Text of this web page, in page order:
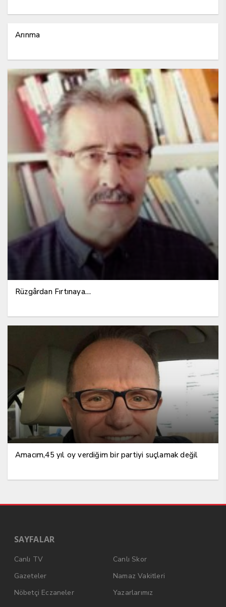
Arınma
Rüzgârdan Fırtınaya…
Amacım,45 yıl oy verdiğim bir partiyi suçlamak değil
SAYFALAR
Canlı TV
Canlı Skor
Gazeteler
Namaz Vakitleri
Nöbetçi Eczaneler
Yazarlarımız